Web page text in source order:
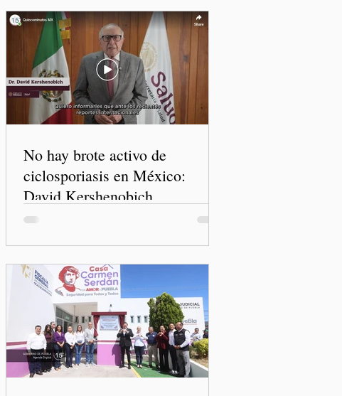
No hay brote activo de
ciclosporiasis en México:
David Kershenobich